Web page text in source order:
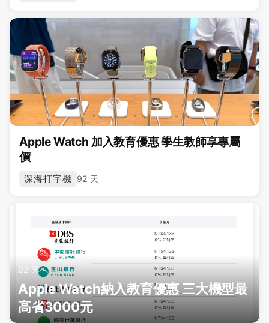
Apple Watch 加入教育優惠 學生教師享專屬
價
深海打字機 92 天
92 天
Apple Watch納入教育優惠 三大機型最
高省3000元